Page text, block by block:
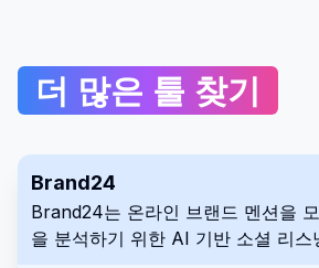
더 많은 툴 찾기
Brand24
Brand24는 온라인 브랜드 멘션을
을 분석하기 위한 AI 기반 소셜 리스